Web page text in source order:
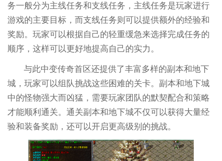
务一般分为主线任务和支线任务，主线任务是玩家进行
游戏的主要目标，而支线任务则可以提供额外的经验和
奖励。玩家可以根据自己的轻重缓急来选择完成任务的
顺序，这样可以更好地提高自己的实力。
与此中变传奇首区还提供了丰富多样的副本和地下
城，玩家可以组队挑战这些困难的关卡。副本和地下城
中的怪物强大而凶猛，需要玩家团队的默契配合和策略
才能顺利通关。通关副本和地下城不仅可以获得大量经
验和装备奖励，还可以开启更高级别的挑战。